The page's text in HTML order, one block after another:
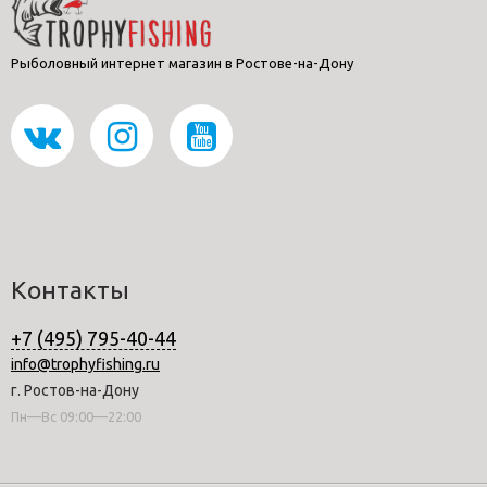
Рыболовный интернет магазин в Ростове-на-Дону
Контакты
+7 (495) 795-40-44
info@trophyfishing.ru
г. Ростов-на-Дону
Пн—Вс 09:00—22:00